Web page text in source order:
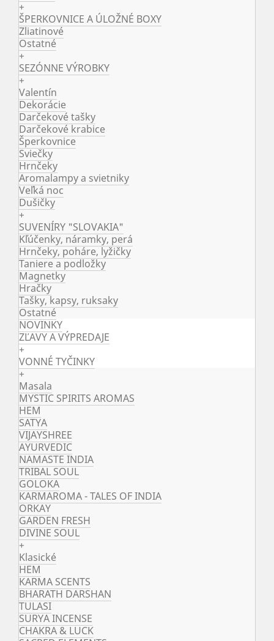
+
ŠPERKOVNICE A ÚLOŽNÉ BOXY
Zliatinové
Ostatné
+
SEZÓNNE VÝROBKY
+
Valentín
Dekorácie
Darčekové tašky
Darčekové krabice
Šperkovnice
Sviečky
Hrnčeky
Aromalampy a svietniky
Veľká noc
Dušičky
+
SUVENÍRY "SLOVAKIA"
Kľúčenky, náramky, perá
Hrnčeky, poháre, lyžičky
Taniere a podložky
Magnetky
Hračky
Tašky, kapsy, ruksaky
Ostatné
NOVINKY
ZĽAVY A VÝPREDAJE
+
VONNÉ TYČINKY
+
Masala
MYSTIC SPIRITS AROMAS
HEM
SATYA
VIJAYSHREE
AYURVEDIC
NAMASTE INDIA
TRIBAL SOUL
GOLOKA
KARMAROMA - TALES OF INDIA
ORKAY
GARDEN FRESH
DIVINE SOUL
+
Klasické
HEM
KARMA SCENTS
BHARATH DARSHAN
TULASI
SURYA INCENSE
CHAKRA & LUCK